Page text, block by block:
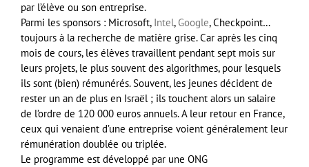
par l’élève ou son entreprise.
Parmi les sponsors : Microsoft, Intel, Google, Checkpoint…
toujours à la recherche de matière grise. Car après les cinq
mois de cours, les élèves travaillent pendant sept mois sur
leurs projets, le plus souvent des algorithmes, pour lesquels
ils sont (bien) rémunérés. Souvent, les jeunes décident de
rester un an de plus en Israël ; ils touchent alors un salaire
de l’ordre de 120 000 euros annuels. A leur retour en France,
ceux qui venaient d’une entreprise voient généralement leur
rémunération doublée ou triplée.
Le programme est développé par une ONG